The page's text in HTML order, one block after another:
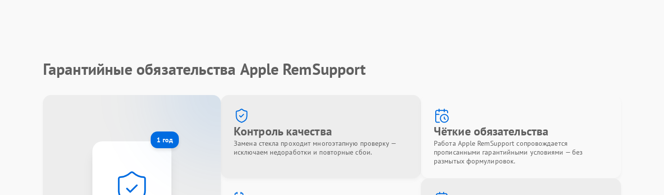
Гарантийные обязательства Apple RemSupport
1 год
Контроль качества
Замена стекла проходит многоэтапную проверку —
исключаем недоработки и повторные сбои.
Чёткие обязательства
Работа Apple RemSupport сопровождается
прописанными гарантийными условиями — без
размытых формулировок.